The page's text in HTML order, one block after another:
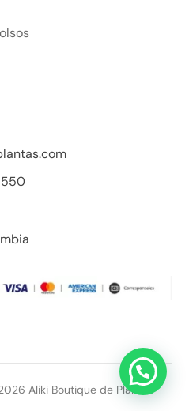
Aliki Boutique de Plantas